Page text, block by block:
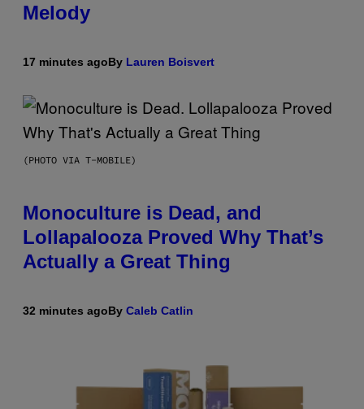
Melody
17 minutes agoBy Lauren Boisvert
(PHOTO VIA T-MOBILE)
Monoculture is Dead, and
Lollapalooza Proved Why That’s
Actually a Great Thing
32 minutes agoBy Caleb Catlin